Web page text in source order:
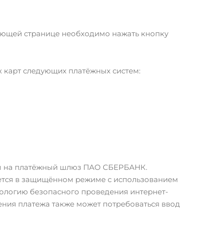
странице необходимо нажать кнопку
следующих платёжных систем:
на платёжный шлюз ПАО СБЕРБАНК.
в защищённом режиме с использованием
безопасного проведения интернет-
платежа также может потребоваться ввод